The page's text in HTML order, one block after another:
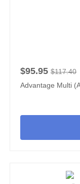
$95.95 $117.40
Advantage Multi